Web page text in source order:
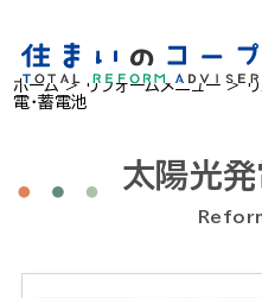
ホーム> リフォームメニュー >
電・蓄電池
太陽光発